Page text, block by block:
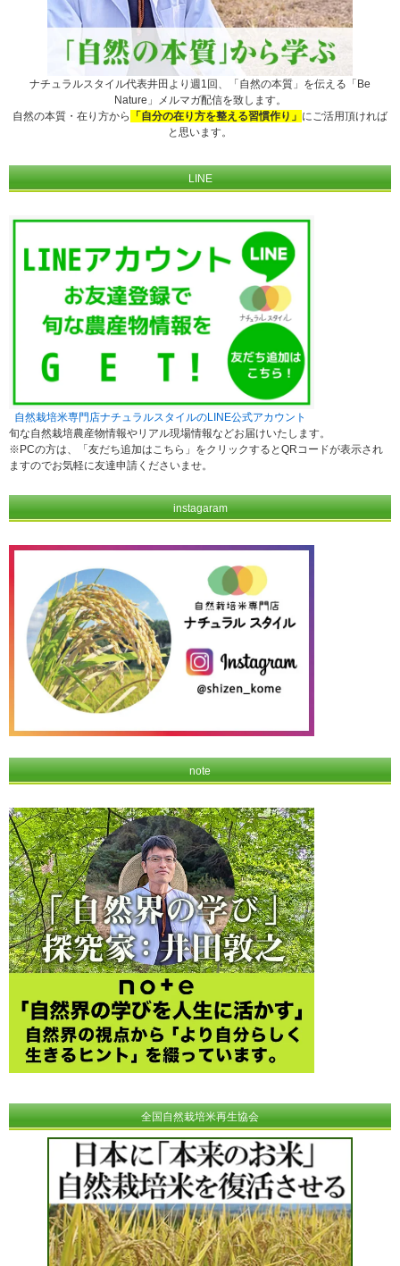
ナチュラルスタイル代表井田より週1回、「自然の本質」を伝える「Be
Nature」メルマガ配信を致します。
自然の本質・在り方から
「自分の在り方を整える習慣作り」 にご活用頂ければ
と思います。
LINE
自然栽培米専門店ナチュラルスタイルのLINE公式アカウント
旬な自然栽培農産物情報やリアル現場情報などお届けいたします。
※PCの方は、「友だち追加はこちら」をクリックするとQRコードが表示され
ますのでお気軽に友達申請くださいませ。
instagaram
note
全国自然栽培米再生協会